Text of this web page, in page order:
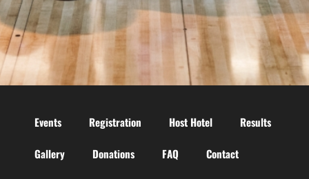
Events Registration Host Hotel Results
Gallery Donations FAQ Contact